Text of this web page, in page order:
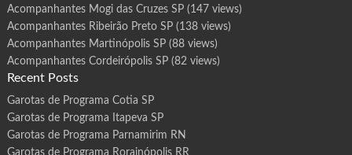
Acompanhantes Mogi das Cruzes SP(147 views)
Acompanhantes Ribeirão Preto SP(138 views)
Acompanhantes Martinópolis SP(88 views)
Acompanhantes Cordeirópolis SP(82 views)
Recent Posts
Garotas de Programa Cotia SP
Garotas de Programa Itapeva SP
Garotas de Programa Parnamirim RN